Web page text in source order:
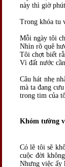
này thì giờ
Trong khóa tu
Mỗi ngày tôi
Nhìn rõ quê
Tôi chợt biết
Vì đất nước
Câu hát nhẹ
mà ta đang
trong tim của
Khóm tường
Có lẽ tôi sẽ
cuộc đời
Nhưng việc ấy